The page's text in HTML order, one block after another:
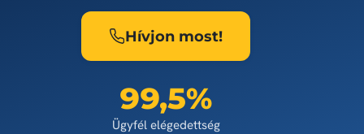
Hívjon most!
99,5%
Ügyfél elégedettség